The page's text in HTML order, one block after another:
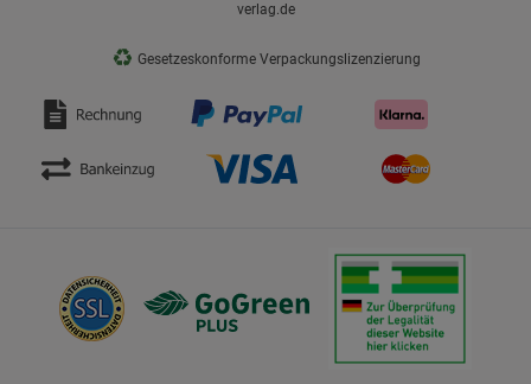
verlag.de
♻ Gesetzeskonforme Verpackungslizenzierung